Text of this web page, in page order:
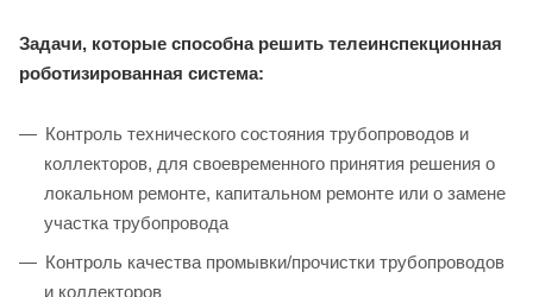
Задачи, которые способна решить телеинспекционная
роботизированная система:
Контроль технического состояния трубопроводов и
коллекторов, для своевременного принятия решения о
локальном ремонте, капитальном ремонте или о замене
участка трубопровода
Контроль качества промывки/прочистки трубопроводов
и коллекторов